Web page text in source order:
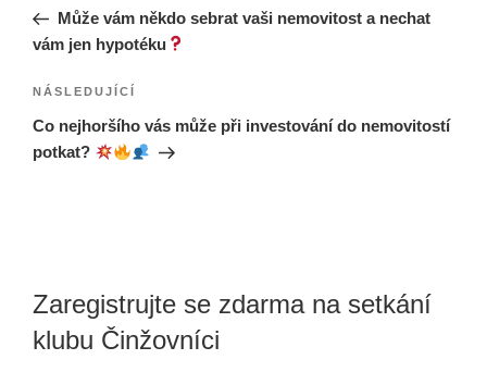
příspěvek
příspěvek
Může vám někdo sebrat vaši nemovitost a nechat
vám jen hypotéku
Následující
příspěvek
NÁSLEDUJÍCÍ
Co nejhoršího vás může při investování do nemovitostí
potkat?
Zaregistrujte se zdarma na setkání
klubu Činžovníci